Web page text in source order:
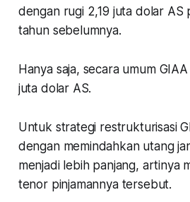
dengan rugi 2,19 juta dolar AS
tahun sebelumnya.
Hanya saja, secara umum
juta dolar AS.
Untuk strategi restrukturisasi
dengan memindahkan utang
menjadi lebih panjang, artinya
tenor pinjamannya tersebut.